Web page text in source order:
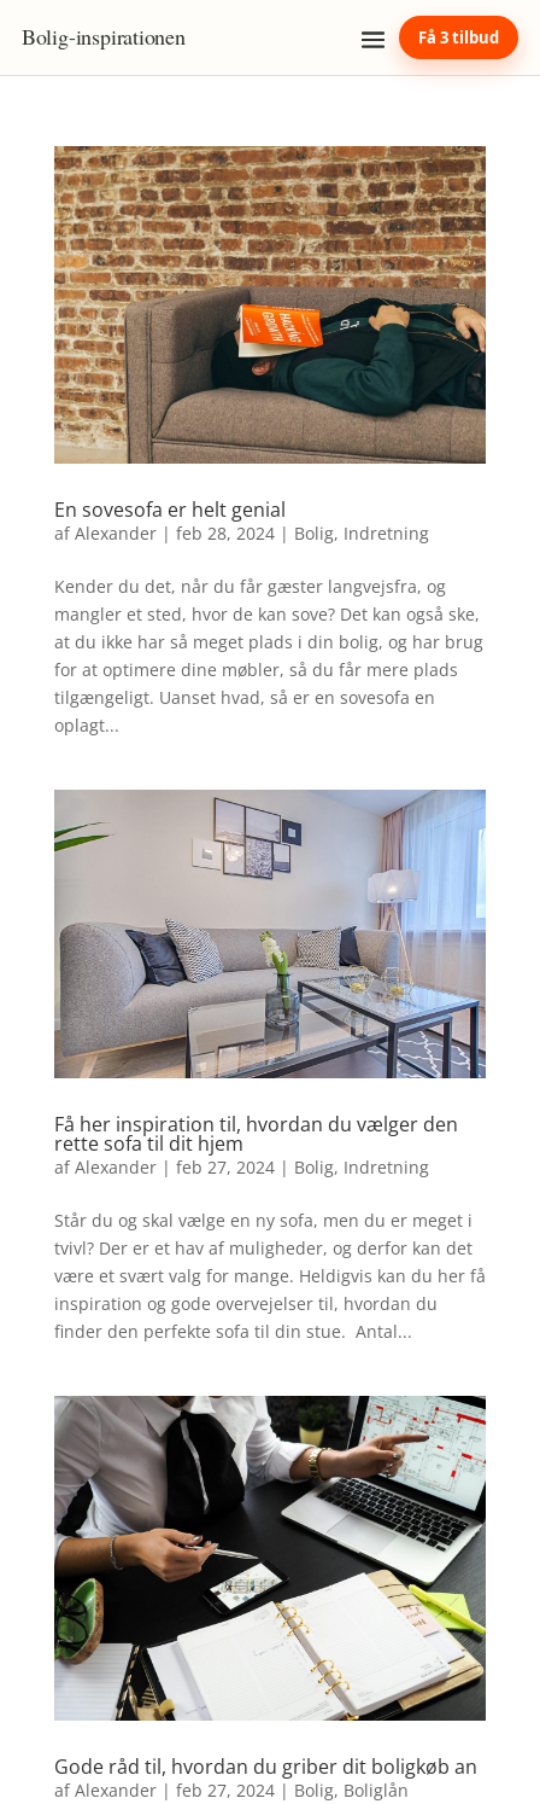
Bolig-inspirationen Få 3 tilbud
En sovesofa er helt genial
afAlexander| feb 28, 2024| Bolig, Indretning
Kender du det, når du får gæster langvejsfra, og
mangler et sted, hvor de kan sove? Det kan også ske,
at du ikke har så meget plads i din bolig, og har brug
for at optimere dine møbler, så du får mere plads
tilgængeligt. Uanset hvad, så er en sovesofa en
oplagt...
Få her inspiration til, hvordan du vælger den
rette sofa til dit hjem
afAlexander| feb 27, 2024| Bolig, Indretning
Står du og skal vælge en ny sofa, men du er meget i
tvivl? Der er et hav af muligheder, og derfor kan det
være et svært valg for mange. Heldigvis kan du her få
inspiration og gode overvejelser til, hvordan du
finder den perfekte sofa til din stue. Antal...
Gode råd til, hvordan du griber dit boligkøb an
afAlexander| feb 27, 2024| Bolig, Boliglån